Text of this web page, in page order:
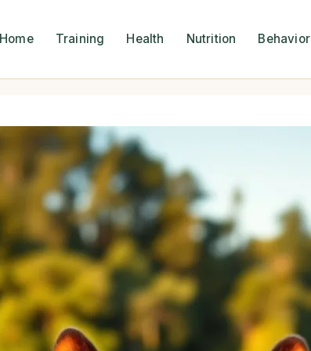
Home Training Health Nutrition Behavior